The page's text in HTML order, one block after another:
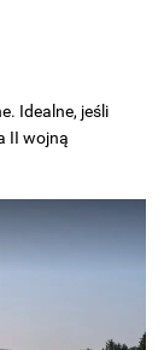
Idealne, jeśli
II wojną